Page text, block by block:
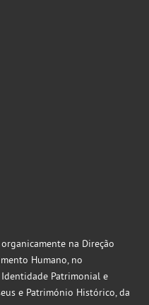
na Direção
Humano, no
Patrimonial e
e Património Histórico, da